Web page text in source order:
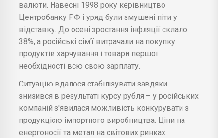
валюти. Навесні 1998 року керівництво
Центробанку РФ і уряд були змушені піти у
відставку. До осені зростання інфляції склало
38%, а російські сім'ї витрачали на покупку
продуктів харчування і товари першої
необхідності всю свою зарплату.
Ситуацію вдалося стабілізувати завдяки
знизився в результаті курсу рубля – у російських
компаній з'явилася можливість конкурувати з
продукцією імпортного виробництва. Ціни на
енергоносії та метал на світових ринках